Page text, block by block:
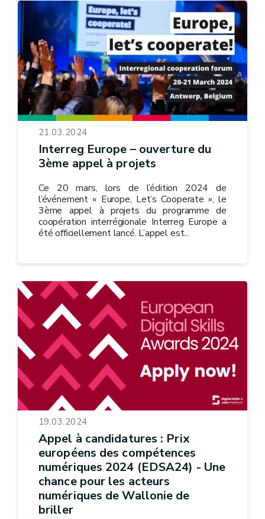
21.03.2024
Interreg Europe – ouverture du
3ème appel à projets
Ce 20 mars, lors de l’édition 2024 de
l’événement « Europe, Let’s Cooperate », le
3ème appel à projets du programme de
coopération interrégionale Interreg Europe a
été officiellement lancé. L’appel est...
19.03.2024
Appel à candidatures : Prix
européens des compétences
numériques 2024 (EDSA24) - Une
chance pour les acteurs
numériques de Wallonie de
briller